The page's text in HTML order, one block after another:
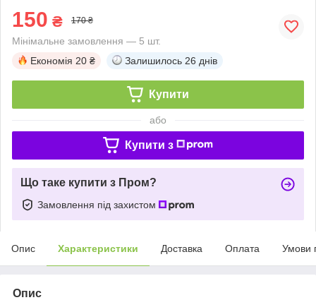
150 ₴ 170 ₴
Мінімальне замовлення — 5 шт.
Економія 20 ₴ Залишилось 26 днів
Купити
або
Купити з
Що таке купити з Пром?
Замовлення під захистом
Опис Характеристики Доставка Оплата Умови
Опис